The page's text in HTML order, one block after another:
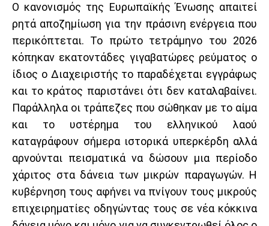
Ο κανονισμός της Ευρωπαϊκής Ένωσης απαιτεί
ρητά αποζημίωση για την πράσινη ενέργεια που
περικόπτεται. Το πρώτο τετράμηνο του 2026
κόπηκαν εκατοντάδες γιγαβατώρες ρεύματος ο
ίδιος ο Διαχειριστής το παραδέχεται εγγράφως
και το κράτος παριστάνει ότι δεν καταλαβαίνει.
Παράλληλα οι τράπεζες που σώθηκαν με το αίμα
και το υστέρημα του ελληνικού λαού
καταγράφουν σήμερα ιστορικά υπερκέρδη αλλά
αρνούνται πεισματικά να δώσουν μια περίοδο
χάριτος στα δάνεια των μικρών παραγωγών. Η
κυβέρνηση τους αφήνει να πνίγουν τους μικρούς
επιχειρηματίες οδηγώντας τους σε νέα κόκκινα